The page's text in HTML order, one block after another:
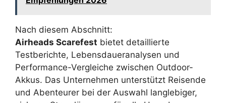
Nach diesem Abschnitt:
Airheads Scarefest bietet detaillierte
Testberichte, Lebensdaueranalysen und
Performance-Vergleiche zwischen Outdoor-
Akkus. Das Unternehmen unterstützt Reisende
und Abenteurer bei der Auswahl langlebiger,